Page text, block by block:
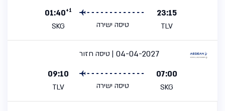
23:15
TLV טיסה ישירה
01:40+1
SKG
טיסה חזור
04-04-2027
07:00
SKG טיסה ישירה
09:10
TLV